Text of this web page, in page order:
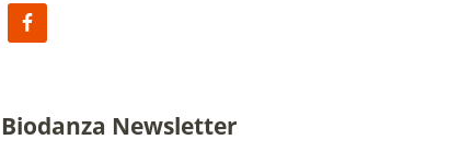
Biodanza Newsletter